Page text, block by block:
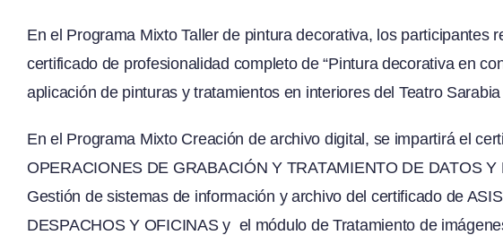
En el Programa Mixto Taller de pintura decorativa, los participantes
certificado de profesionalidad completo de “Pintura decorativa en
aplicación de pinturas y tratamientos en interiores del Teatro
En el Programa Mixto Creación de archivo digital, se impartirá el
OPERACIONES DE GRABACIÓN Y TRATAMIENTO DE DATOS
Gestión de sistemas de información y archivo del certificado de
DESPACHOS Y OFICINAS y el módulo de Tratamiento de